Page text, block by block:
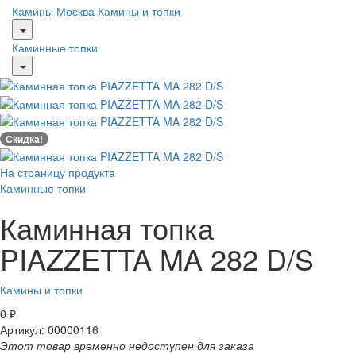
Камины Москва Камины и топки
Каминные топки
Скидка!
На страницу продукта
Каминные топки
Каминная топка
PIAZZETTA MA 282 D/S
Камины и топки
0 ₽
Артикул: 00000116
Этот товар временно недоступен для заказа